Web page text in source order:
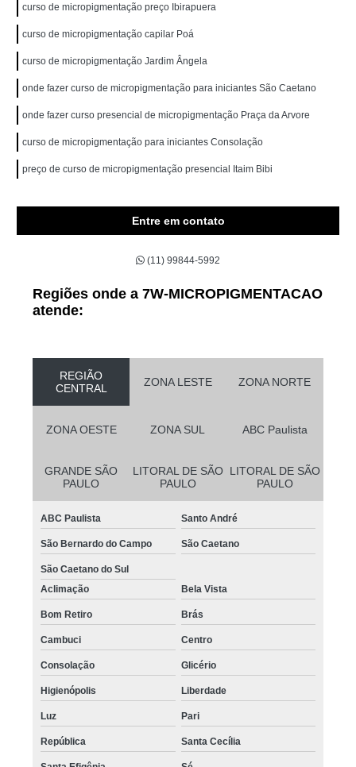
curso de micropigmentação preço Ibirapuera
curso de micropigmentação capilar Poá
curso de micropigmentação Jardim Ângela
onde fazer curso de micropigmentação para iniciantes São Caetano
onde fazer curso presencial de micropigmentação Praça da Arvore
curso de micropigmentação para iniciantes Consolação
preço de curso de micropigmentação presencial Itaim Bibi
Entre em contato
(11) 99844-5992
Regiões onde a 7W-MICROPIGMENTACAO
atende:
REGIÃO
CENTRAL
ZONA LESTE ZONA NORTE
ZONA OESTE ZONA SUL ABC Paulista
GRANDE SÃO
PAULO
LITORAL DE SÃO
PAULO
LITORAL DE SÃO
PAULO
ABC Paulista Santo André
São Bernardo do Campo São Caetano
São Caetano do Sul
Aclimação
Bela Vista
Bom Retiro Brás
Cambuci Centro
Consolação Glicério
Higienópolis Liberdade
Luz Pari
República Santa Cecília